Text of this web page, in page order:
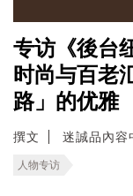
专访《後台
时尚与百老
路」的优雅
撰文 迷誠品內容
人物专访